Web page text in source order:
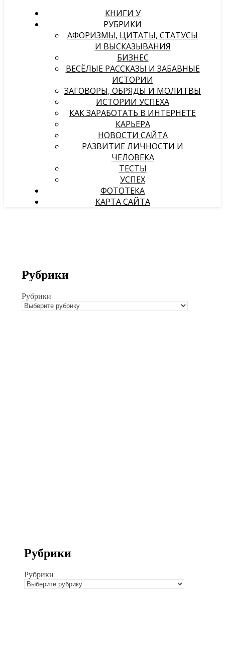
КНИГИ У
РУБРИКИ
АФОРИЗМЫ, ЦИТАТЫ, СТАТУСЫ
И ВЫСКАЗЫВАНИЯ
БИЗНЕС
ВЕСЁЛЫЕ РАССКАЗЫ И ЗАБАВНЫЕ
ИСТОРИИ
ЗАГОВОРЫ, ОБРЯДЫ И МОЛИТВЫ
ИСТОРИИ УСПЕХА
КАК ЗАРАБОТАТЬ В ИНТЕРНЕТЕ
КАРЬЕРА
НОВОСТИ САЙТА
РАЗВИТИЕ ЛИЧНОСТИ И
ЧЕЛОВЕКА
ТЕСТЫ
УСПЕХ
ФОТОТЕКА
КАРТА САЙТА
Рубрики
Рубрики
Рубрики
Рубрики